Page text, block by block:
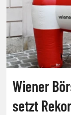
Wiener
setzt